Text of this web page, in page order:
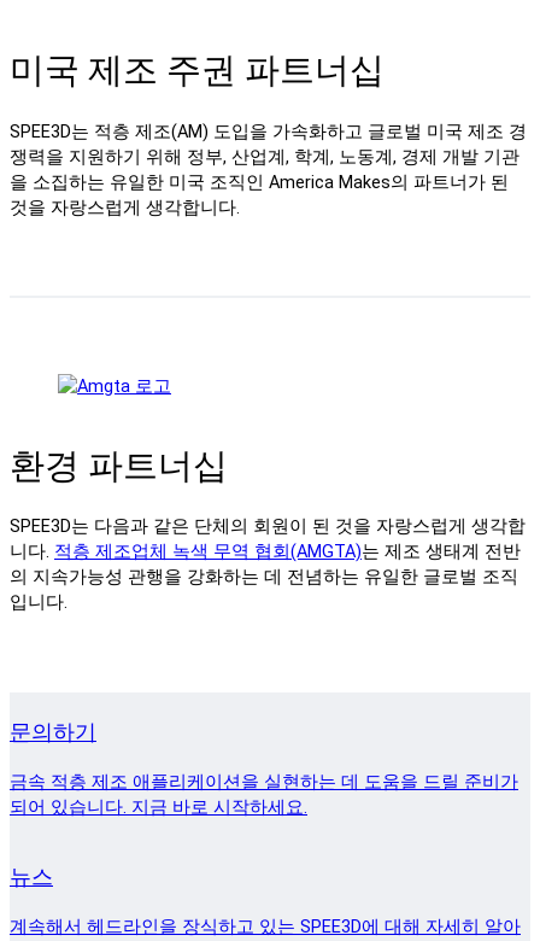
미국 제조 주권 파트너십
SPEE3D는 적층 제조(AM) 도입을 가속화하고 글로벌 미국 제조 경
쟁력을 지원하기 위해 정부, 산업계, 학계, 노동계, 경제 개발 기관
을 소집하는 유일한 미국 조직인 America Makes의 파트너가 된
것을 자랑스럽게 생각합니다.
환경 파트너십
SPEE3D는 다음과 같은 단체의 회원이 된 것을 자랑스럽게 생각합
니다. 적층 제조업체 녹색 무역 협회(AMGTA)는 제조 생태계 전반
의 지속가능성 관행을 강화하는 데 전념하는 유일한 글로벌 조직
입니다.
문의하기
금속 적층 제조 애플리케이션을 실현하는 데 도움을 드릴 준비가
되어 있습니다. 지금 바로 시작하세요.
뉴스
계속해서 헤드라인을 장식하고 있는 SPEE3D에 대해 자세히 알아